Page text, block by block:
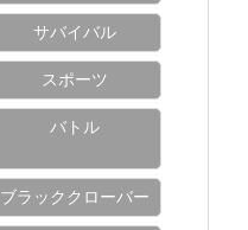
サバイバル
スポーツ
バトル
ブラッククローバー